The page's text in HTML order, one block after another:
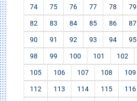
74 75 76 77 78 79
82 83 84 85 86 87
90 91 92 93 94 95
98 99 100 101 102
105 106 107 108 109
112 113 114 115 116